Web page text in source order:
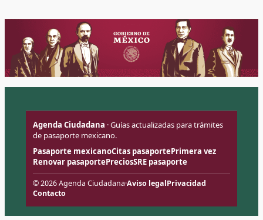
Agenda Ciudadana · Guías actualizadas para trámites
de pasaporte mexicano.
Pasaporte mexicanoCitas pasaportePrimera vez
Renovar pasaportePreciosSRE pasaporte
© 2026 Agenda Ciudadana·Aviso legalPrivacidad
Contacto